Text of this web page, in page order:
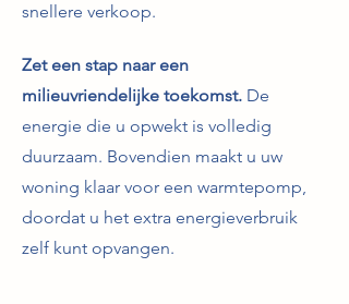
snellere verkoop.
Zet een stap naar een
milieuvriendelijke toekomst. De
energie die u opwekt is volledig
duurzaam. Bovendien maakt u uw
woning klaar voor een warmtepomp,
doordat u het extra energieverbruik
zelf kunt opvangen.